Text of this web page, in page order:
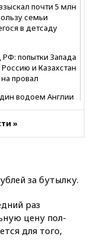
почти 5 млн
семьи
в детсаду
попытки Запада
и Казахстан
провал
водоем Англии
США сами
заявил о
пополнения
Слуцкий призвал
организацией
»
за бутылку.
раз
цену пол-
для того,